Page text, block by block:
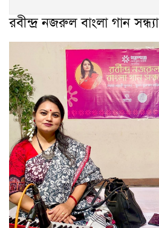
রবীন্দ্র নজরুল বাংলা গান সন্ধ্যা